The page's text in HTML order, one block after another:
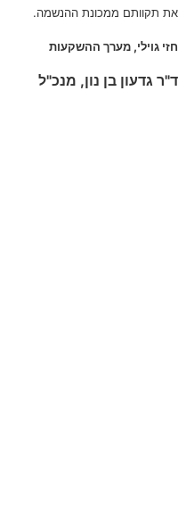
את תקוותם ממכונת ההנשמה.
חזי גוילי, מערך ההשקעות
ד"ר גדעון בן נון, מנכ"ל